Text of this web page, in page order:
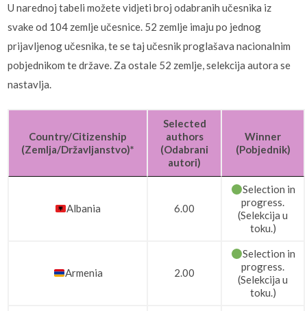
U narednoj tabeli možete vidjeti broj odabranih učesnika iz
svake od 104 zemlje učesnice. 52 zemlje imaju po jednog
prijavljenog učesnika, te se taj učesnik proglašava nacionalnim
pobjednikom te države. Za ostale 52 zemlje, selekcija autora se
nastavlja.
Country/Citizenship
(Zemlja/Državljanstvo)*
Selected
authors
(Odabrani
autori)
Winner
(Pobjednik)
Albania 6.00
Selection in
progress.
(Selekcija u
toku.)
Armenia 2.00
Selection in
progress.
(Selekcija u
toku.)